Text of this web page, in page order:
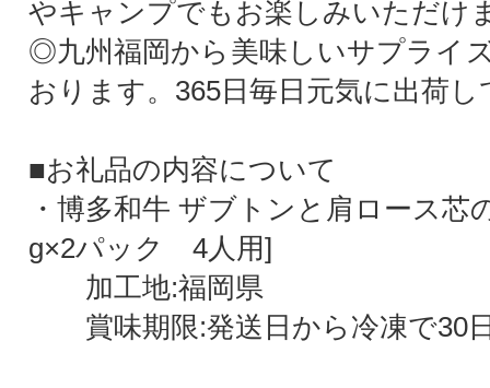
やキャンプでもお楽しみいただけ
◎九州福岡から美味しいサプライ
おります。365日毎日元気に出荷
■お礼品の内容について
・博多和牛 ザブトンと肩ロース芯
g×2パック 4人用]
加工地:福岡県
賞味期限:発送日から冷凍で30